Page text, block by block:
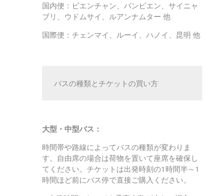
国内便：ビエンチャン、バンビエン、サイニャ
ブリ、ウドムサイ、ルアンナムター 他
国際便：チェンマイ、ルーイ、ハノイ、昆明 他
バスの種類とチケットの買い方
大型・中型バス：
時間帯や路線によってバスの種類が変わりま
す。自由席の場合は荷物を置いて座席を確保し
てください。チケットは出発時刻の1時間半～1
時間ほど前にバス停で直接ご購入ください。